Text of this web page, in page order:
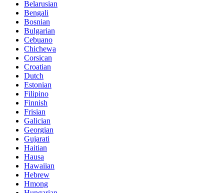
Belarusian
Bengali
Bosnian
Bulgarian
Cebuano
Chichewa
Corsican
Croatian
Dutch
Estonian
Filipino
Finnish
Frisian
Galician
Georgian
Gujarati
Haitian
Hausa
Hawaiian
Hebrew
Hmong